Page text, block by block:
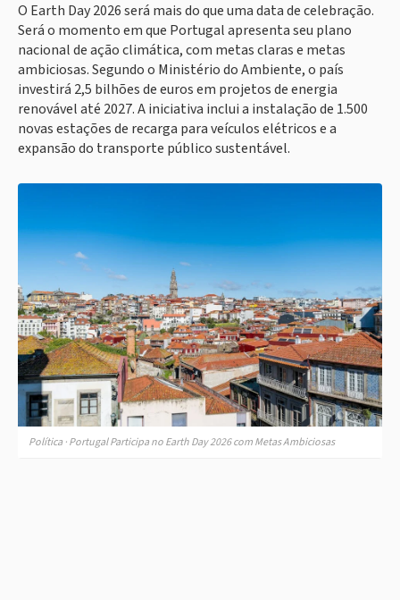
O Earth Day 2026 será mais do que uma data de celebração.
Será o momento em que Portugal apresenta seu plano
nacional de ação climática, com metas claras e metas
ambiciosas. Segundo o Ministério do Ambiente, o país
investirá 2,5 bilhões de euros em projetos de energia
renovável até 2027. A iniciativa inclui a instalação de 1.500
novas estações de recarga para veículos elétricos e a
expansão do transporte público sustentável.
Política · Portugal Participa no Earth Day 2026 com Metas Ambiciosas